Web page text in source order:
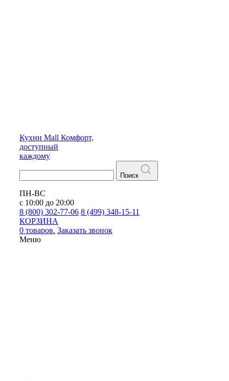
Кухни Mall Комфорт,
доступный
каждому
Поиск
ПН-ВС
с 10:00 до 20:00
8 (800) 302-77-06 8 (499) 348-15-11
КОРЗИНА
0 товаров. Заказать звонок
Меню